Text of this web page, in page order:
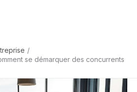
se démarquer des concurrents